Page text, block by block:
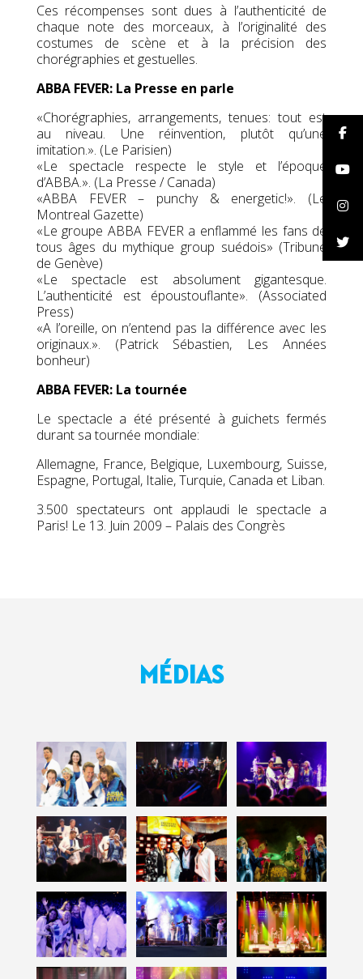
Ces récompenses sont dues à l’authenticité de
chaque note des morceaux, à l’originalité des
costumes de scène et à la précision des
chorégraphies et gestuelles.
ABBA FEVER: La Presse en parle
«Chorégraphies, arrangements, tenues: tout est
au niveau. Une réinvention, plutôt qu’une
imitation.». (Le Parisien)
«Le spectacle respecte le style et l’époque
d’ABBA.». (La Presse / Canada)
«ABBA FEVER – punchy & energetic!». (Le
Montreal Gazette)
«Le groupe ABBA FEVER a enflammé les fans de
tous âges du mythique group suédois» (Tribune
de Genève)
«Le spectacle est absolument gigantesque.
L’authenticité est époustouflante». (Associated
Press)
«A l’oreille, on n’entend pas la différence avec les
originaux.». (Patrick Sébastien, Les Années
bonheur)
ABBA FEVER: La tournée
Le spectacle a été présenté à guichets fermés
durant sa tournée mondiale:
Allemagne, France, Belgique, Luxembourg, Suisse,
Espagne, Portugal, Italie, Turquie, Canada et Liban.
3.500 spectateurs ont applaudi le spectacle a
Paris! Le 13. Juin 2009 – Palais des Congrès
MÉDIAS